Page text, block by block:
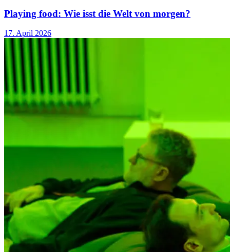
Playing food: Wie isst die Welt von morgen?
17. April 2026